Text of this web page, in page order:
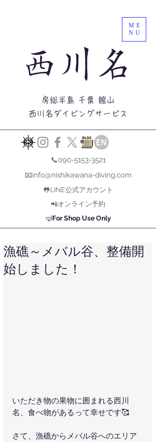
房総半島 千葉 館山
西川名ダイビングサービス
西川名
📞090-5153-3521
📧info@nishikawana-diving.com
🐸LINE公式アカウント
📲オンライン予約
🤿For Shop Use Only
ME
NU
漁礁～メバル谷、整備開
始しました！
いただき物の果物に囲まれる西川
名、食べ物があるって幸せです🥰
さて、漁礁からメバル谷へのエリア